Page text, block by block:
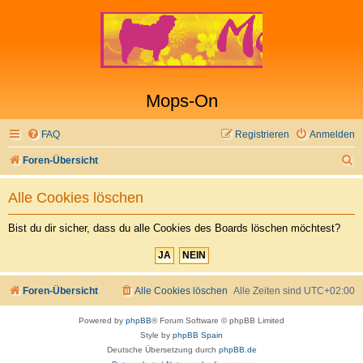
Mops-On
FAQ Anmelden
Registrieren
Foren-Übersicht
u
Alle Cookies löschen
Bist du dir sicher, dass du alle Cookies des Boards löschen möchtest?
Foren-Übersicht Alle Zeiten sind UTC+02:00
Alle Cookies löschen
Powered by phpBB® Forum Software © phpBB Limited
Style by phpBB Spain
Deutsche Übersetzung durch phpBB.de